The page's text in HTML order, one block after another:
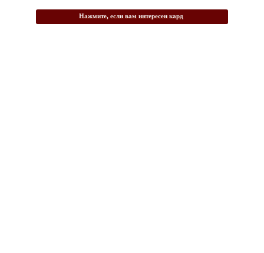
Нажмите, если вам интересен кард